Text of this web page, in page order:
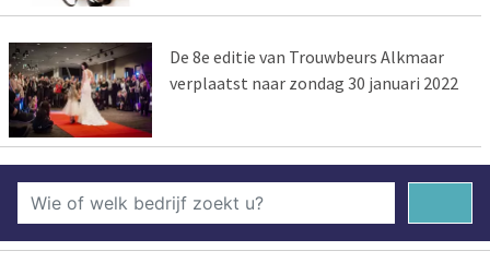
De 8e editie van Trouwbeurs Alkmaar
verplaatst naar zondag 30 januari 2022